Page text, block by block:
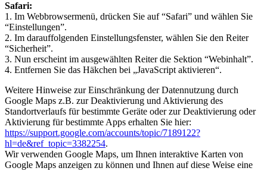
Safari:
1. Im Webbrowsermenü, drücken Sie auf “Safari” und wählen Sie
“Einstellungen”.
2. Im darauffolgenden Einstellungsfenster, wählen Sie den Reiter
“Sicherheit”.
3. Nun erscheint im ausgewählten Reiter die Sektion “Webinhalt”.
4. Entfernen Sie das Häkchen bei „JavaScript aktivieren“.
Weitere Hinweise zur Einschränkung der Datennutzung durch
Google Maps z.B. zur Deaktivierung und Aktivierung des
Standortverlaufs für bestimmte Geräte oder zur Deaktivierung oder
Aktivierung für bestimmte Apps erhalten Sie hier:
https://support.google.com/accounts/topic/7189122?
hl=de&ref_topic=3382254.
Wir verwenden Google Maps, um Ihnen interaktive Karten von
Google Maps anzeigen zu können und Ihnen auf diese Weise eine